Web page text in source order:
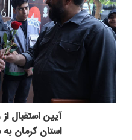
آیین استقبال
استان کرمان به